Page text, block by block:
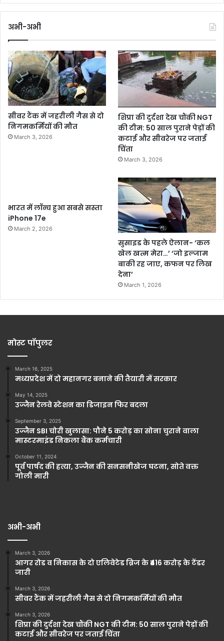
अभी-अभी
सीवर टैंक में जहरीली गैस से दो
निगमकर्मियों की मौत
March 3, 2026
शिप्रा की दुर्दशा देख चौंकी NGT
की टीम: 50 साल पुराने पेड़ों की
कटाई और सीवरेज पर जताई
चिंता
March 3, 2026
भारत में लॉन्च हुआ सबसे सस्ता
iPhone 17e
March 2, 2026
सुसाइड के पहले ऐलान- ‘कल
खेल खत्म मेरा…’ ‘जो इल्जाम
बाकी रह जाए, कफन पर लिख
देना’
March 1, 2026
मोस्ट पॉपुलर
March 16, 2025
मध्यप्रदेश में दो महानगर बनाने की तैयारी में सरकार
May 14, 2025
उज्जैन रेलवे स्टेशन का डिजाइन फिर बदला
September 3, 2025
उज्जैन SBI चोरी खुलासा: पौने 5 करोड़ का सोना चुराने वाला
मास्टरमाइंड निकला बैंक कर्मचारी
October 11, 2024
पूर्व पार्षद की हत्या, उज्जैन की सनसनीखेज घटना, सोते वक्त
गोली मारी
अभी-अभी
March 3, 2026
आगर रोड व निकास के दो एलिवेटेड ब्रिज के ₹416 करोड़ के टेंडर
जारी
March 3, 2026
सीवर टैंक में जहरीली गैस से दो निगमकर्मियों की मौत
March 3, 2026
शिप्रा की दुर्दशा देख चौंकी NGT की टीम: 50 साल पुराने पेड़ों की
कटाई और सीवरेज पर जताई चिंता